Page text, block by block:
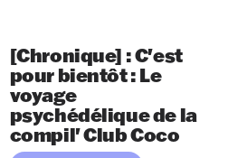
[Chronique] : C'est
pour bientôt : Le
voyage
psychédélique de la
compil' Club Coco